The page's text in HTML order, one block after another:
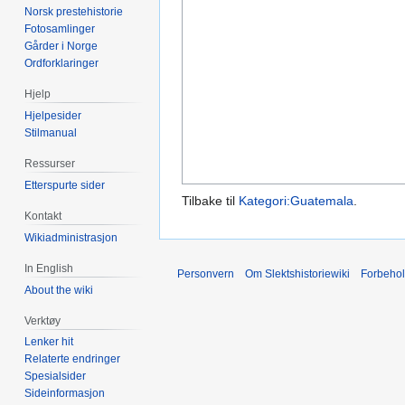
Tilbake til Kategori:Guatemala.
Norsk prestehistorie
Fotosamlinger
Gårder i Norge
Ordforklaringer
Hjelp
Hjelpesider
Stilmanual
Ressurser
Etterspurte sider
Kontakt
Wikiadministrasjon
In English
About the wiki
Verktøy
Lenker hit
Relaterte endringer
Spesialsider
Sideinformasjon
Personvern Om Slektshistoriewiki